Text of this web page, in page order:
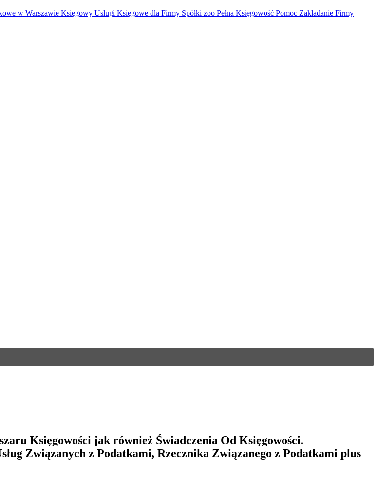
w Warszawie Księgowy Usługi Księgowe dla Firmy Spółki zoo Pełna Księgowość Pomoc Zakładanie Firmy
Księgowości jak również Świadczenia Od Księgowości.
Związanych z Podatkami, Rzecznika Związanego z Podatkami plus